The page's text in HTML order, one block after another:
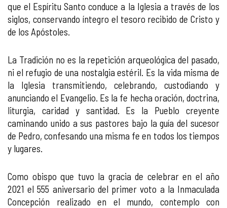
que el Espíritu Santo conduce a la Iglesia a través de los
siglos, conservando íntegro el tesoro recibido de Cristo y
de los Apóstoles.
La Tradición no es la repetición arqueológica del pasado,
ni el refugio de una nostalgia estéril. Es la vida misma de
la Iglesia transmitiendo, celebrando, custodiando y
anunciando el Evangelio. Es la fe hecha oración, doctrina,
liturgia, caridad y santidad. Es la Pueblo creyente
caminando unido a sus pastores bajo la guía del sucesor
de Pedro, confesando una misma fe en todos los tiempos
y lugares.
Como obispo que tuvo la gracia de celebrar en el año
2021 el 555 aniversario del primer voto a la Inmaculada
Concepción realizado en el mundo, contemplo con